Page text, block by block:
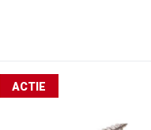
ACTIE